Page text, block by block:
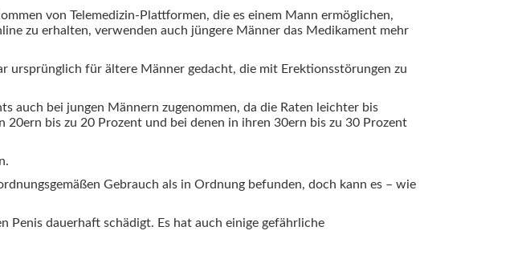
von Telemedizin-Plattformen, die es einem Mann ermöglichen,
zu erhalten, verwenden auch jüngere Männer das Medikament mehr
ursprünglich für ältere Männer gedacht, die mit Erektionsstörungen zu
auch bei jungen Männern zugenommen, da die Raten leichter bis
bis zu 20 Prozent und bei denen in ihren 30ern bis zu 30 Prozent
Gebrauch als in Ordnung befunden, doch kann es – wie
Penis dauerhaft schädigt. Es hat auch einige gefährliche